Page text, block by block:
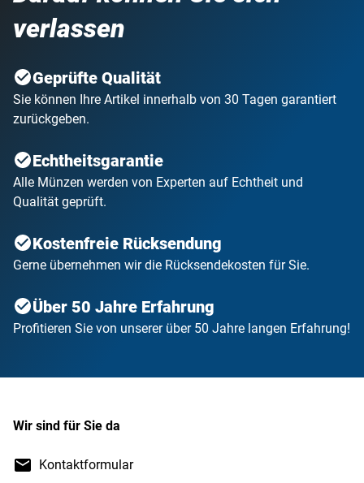
verlassen
Geprüfte Qualität
Sie können Ihre Artikel innerhalb von 30 Tagen garantiert
zurückgeben.
Echtheitsgarantie
Alle Münzen werden von Experten auf Echtheit und
Qualität geprüft.
Kostenfreie Rücksendung
Gerne übernehmen wir die Rücksendekosten für Sie.
Über 50 Jahre Erfahrung
Profitieren Sie von unserer über 50 Jahre langen Erfahrung!
Wir sind für Sie da
Kontaktformular